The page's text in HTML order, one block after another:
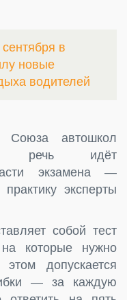
в
новые
водителей
Союза автошкол
речь идёт
экзамена —
эксперты
собой тест
которые нужно
допускается
— за каждую